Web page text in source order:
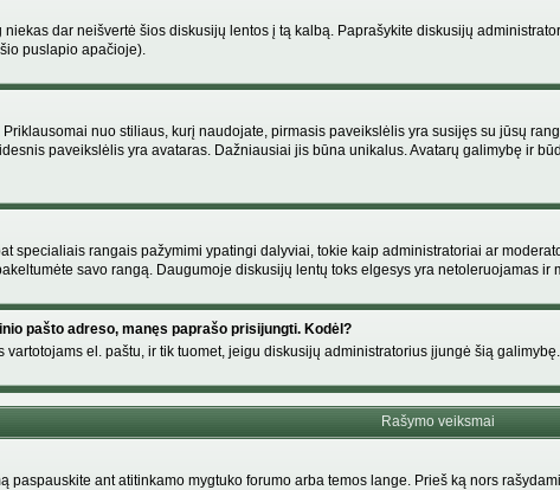
dar neišvertė šios diskusijų lentos į tą kalbą. Paprašykite diskusijų
puslapio apačioje).
nuo stiliaus, kurį naudojate, pirmasis paveikslėlis yra susijęs su jūsų
paveikslėlis yra avataras. Dažniausiai jis būna unikalus. Avatarų galimybę ir
specialiais rangais pažymimi ypatingi dalyviai, tokie kaip administratoriai ar
savo rangą. Daugumoje diskusijų lentų toks elgesys yra netoleruojamas
pašto adreso, manęs paprašo prisijungti. Kodėl?
el. paštu, ir tik tuomet, jeigu diskusijų administratorius įjungė šią
Rašymo veiksmai
paspauskite ant atitinkamo mygtuko forumo arba temos lange. Prieš ką nors